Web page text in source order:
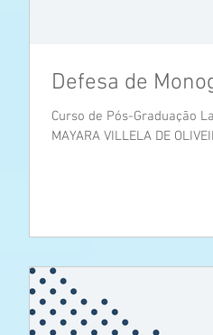
Defesa de
Curso de Pós-Graduação
MAYARA VILLELA DE